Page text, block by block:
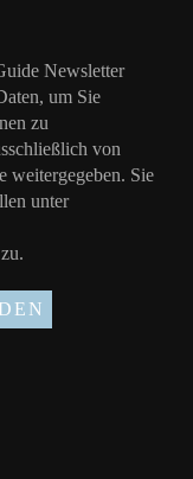
Newsletter
um Sie
zu
von
weitergegeben. Sie
unter
zu.